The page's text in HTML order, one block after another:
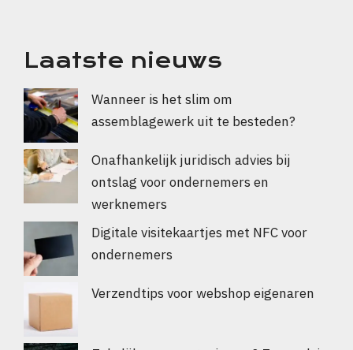
Laatste nieuws
Wanneer is het slim om
assemblagewerk uit te besteden?
Onafhankelijk juridisch advies bij
ontslag voor ondernemers en
werknemers
Digitale visitekaartjes met NFC voor
ondernemers
Verzendtips voor webshop eigenaren